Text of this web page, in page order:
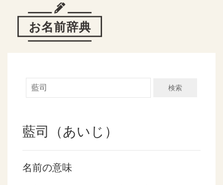
検索
藍司（あいじ）
名前の意味